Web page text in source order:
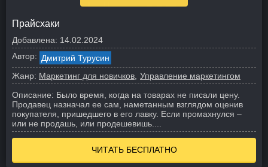
Прайсхаки
Добавлена: 14.02.2024
Автор: Дмитрий Турусин
Жанр: Маркетинг для новичков Управление маркетингом
Описание: Было время, когда на товарах не писали цену.
Продавец назначал ее сам, наметанным взглядом оценив
покупателя, пришедшего в его лавку. Если промахнулся –
или не продашь, или продешевишь.
ЧИТАТЬ БЕСПЛАТНО